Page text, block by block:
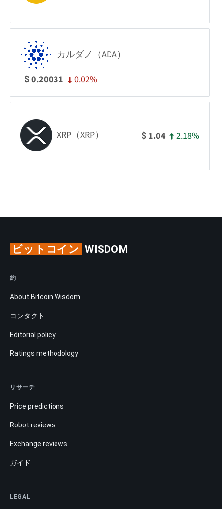
カルダノ（ADA）
$0.20031 0.02%
XRP（XRP） $ 1.04 2.18%
ビットコイン WISDOM
約
About Bitcoin Wisdom
コンタクト
Editorial policy
Ratings methodology
リサーチ
Price predictions
Robot reviews
Exchange reviews
ガイド
LEGAL